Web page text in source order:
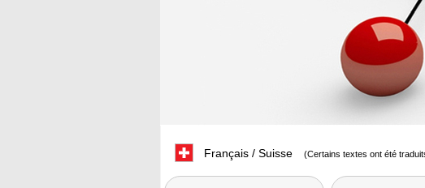
Français / Suisse (Certains textes ont été